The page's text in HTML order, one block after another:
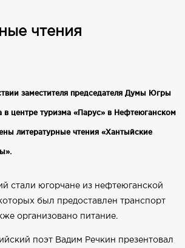
чтения
заместителя председателя Думы Югры
центре туризма «Парус» в Нефтеюганском
литературные чтения «Хантыйские
стали югорчане из нефтеюганской
был предоставлен транспорт
организовано питание.
поэт Вадим Речкин презентовал